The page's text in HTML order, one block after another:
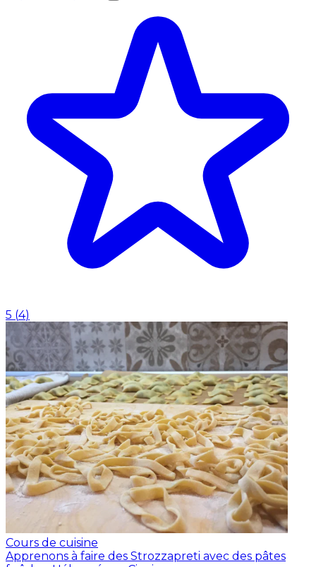
5 (4)
Cours de cuisine
Apprenons à faire des Strozzapreti avec des pâtes